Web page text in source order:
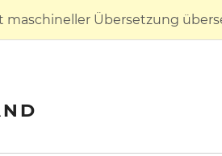
maschineller Übersetzung